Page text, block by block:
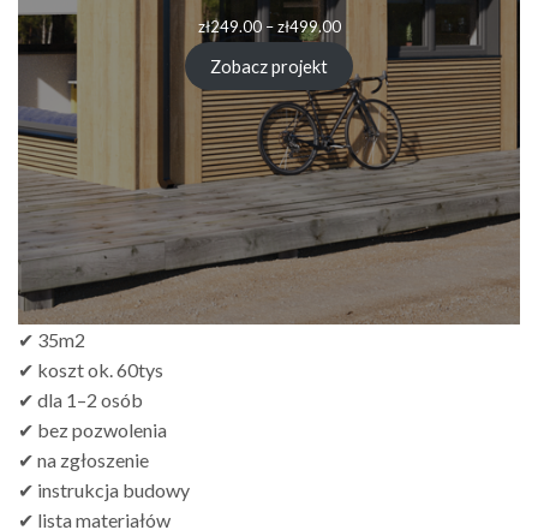
zł249.00 – zł499.00
Zobacz projekt
✔ 35m2
✔ koszt ok. 60tys
✔ dla 1–2 osób
✔ bez pozwolenia
✔ na zgłoszenie
✔ instrukcja budowy
✔ lista materiałów